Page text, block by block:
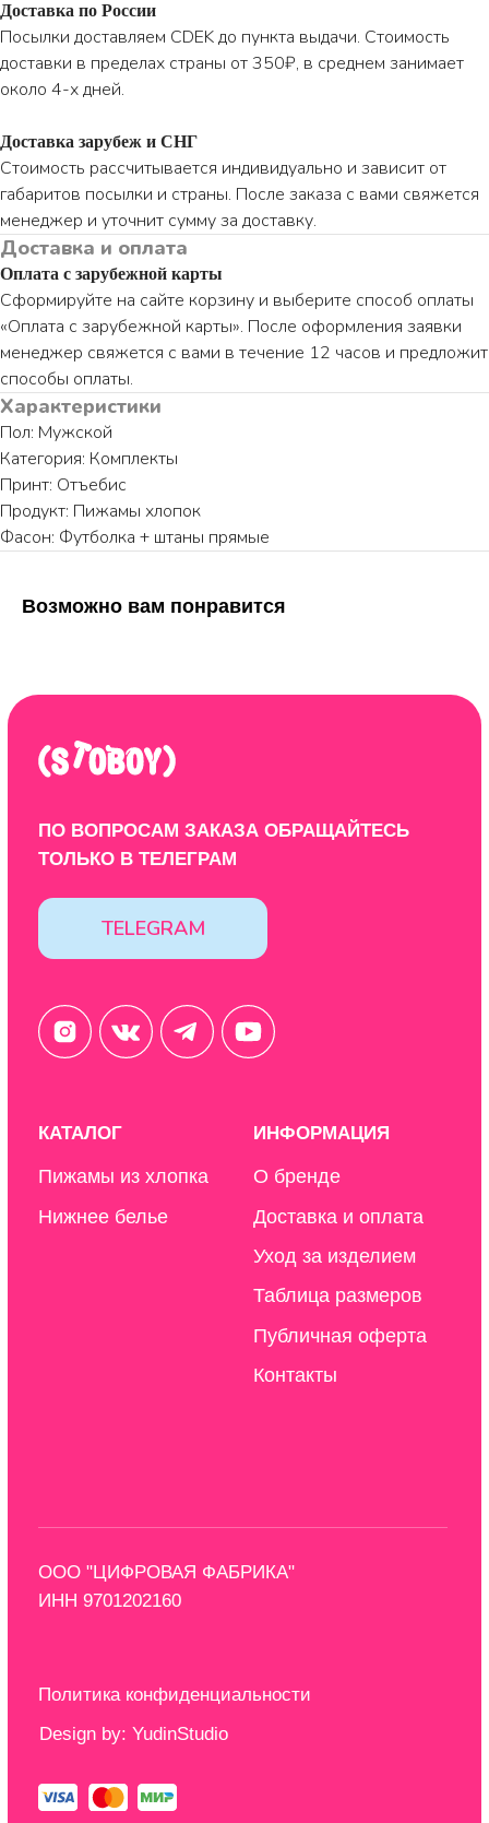
Доставка по России
Посылки доставляем CDEK до пункта выдачи. Стоимость
доставки в пределах страны от 350₽, в среднем занимает
около 4-х дней.
Доставка зарубеж и СНГ
Стоимость рассчитывается индивидуально и зависит от
габаритов посылки и страны. После заказа с вами свяжется
менеджер и уточнит сумму за доставку.
Доставка и оплата
Оплата с зарубежной карты
Сформируйте на сайте корзину и выберите способ оплаты
«Оплата с зарубежной карты». После оформления заявки
менеджер свяжется с вами в течение 12 часов и предложит
способы оплаты.
Характеристики
Пол: Мужской
Категория: Комплекты
Принт: Отъебис
Продукт: Пижамы хлопок
Фасон: Футболка + штаны прямые
Возможно вам понравится
© 2020-2025 StoboyShop. Все права защищены
Design by: YudinStudio
КАТАЛОГ
Доставка и оплата
Пижамы из хлопка
Нижнее белье
ИНН 9701202160
ПО ВОПРОСАМ ЗАКАЗА ОБРАЩАЙТЕСЬ
ТОЛЬКО В ТЕЛЕГРАМ
Таблица размеров
TELEGRAM